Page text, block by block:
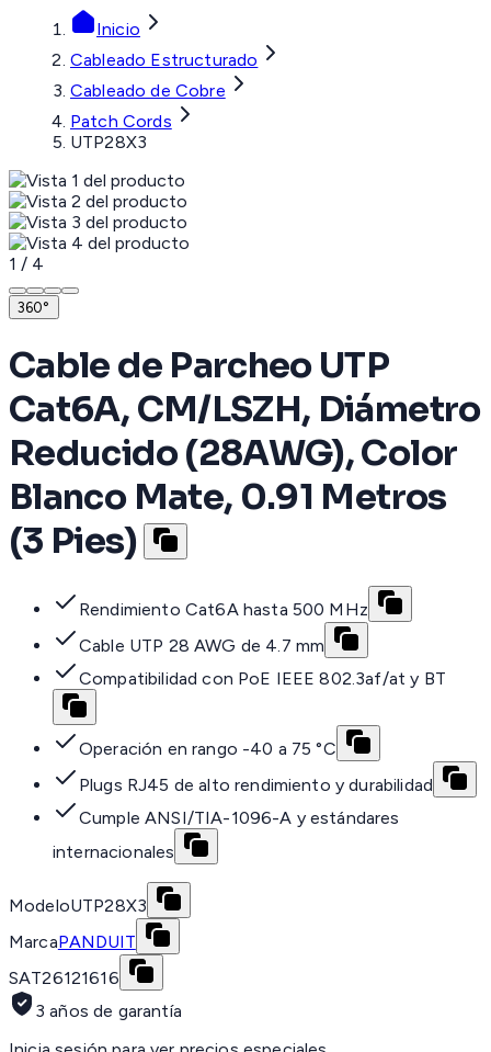
Inicio
Cableado Estructurado
Cableado de Cobre
Patch Cords
UTP28X3
1 / 4
360°
Cable de Parcheo UTP
Cat6A, CM/LSZH, Diámetro
Reducido (28AWG), Color
Blanco Mate, 0.91 Metros
(3 Pies)
Rendimiento Cat6A hasta 500 MHz
Cable UTP 28 AWG de 4.7 mm
Compatibilidad con PoE IEEE 802.3af/at y BT
Operación en rango -40 a 75 °C
Plugs RJ45 de alto rendimiento y durabilidad
Cumple ANSI/TIA-1096-A y estándares
internacionales
ModeloUTP28X3
MarcaPANDUIT
SAT26121616
3 años de garantía